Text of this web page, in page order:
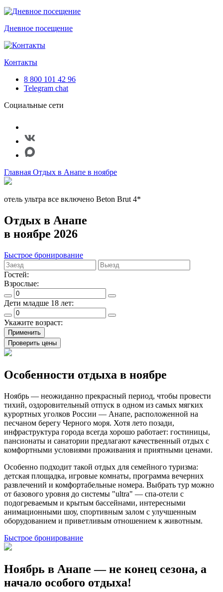
Дневное посещение
Контакты
8 800 101 42 96
Telegram chat
Социальные сети
Главная Отдых в Анапе в ноябре
отель ультра все включено Beton Brut 4*
Отдых в Анапе
в ноябре 2026
Быстрое бронирование
Гостей:
Взрослые:
Дети младше 18 лет:
Укажите возраст:
Применить
Проверить цены
Особенности отдыха в ноябре
Ноябрь — неожиданно прекрасный период, чтобы провести
тихий, оздоровительный отпуск в одном из самых мягких
курортных уголков России — Анапе, расположенной на
песчаном берегу Черного моря. Хотя лето позади,
инфраструктура города всегда хорошо работает: гостиницы,
пансионаты и санатории предлагают качественный отдых с
комфортными условиями проживания и приятными ценами.
Особенно подходит такой отдых для семейного туризма:
детская площадка, игровые комнаты, программа вечерних
развлечений и комфортабельные номера. Выбрать тур можно
от базового уровня до системы "ultra" — спа-отели с
подогреваемым и крытым бассейнами, интересными
анимационными шоу, спортивным залом с улучшенным
оборудованием и приветливым отношением к животным.
Быстрое бронирование
Ноябрь в Анапе — не конец сезона, а
начало особого отдыха!